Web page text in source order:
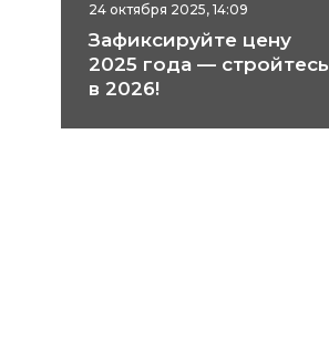
24 октября 2025, 14:09
Зафиксируйте цену
2025 года — стройтесь
в 2026!